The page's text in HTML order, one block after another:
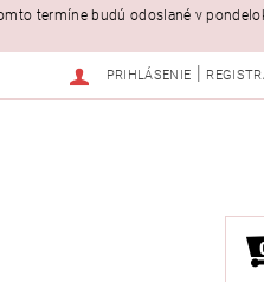
termíne budú odoslané v
PRIHLÁSENIE